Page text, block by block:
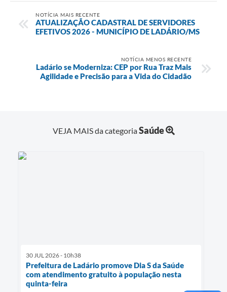
NOTÍCIA MAIS RECENTE
ATUALIZAÇÃO CADASTRAL DE SERVIDORES
EFETIVOS 2026 - MUNICÍPIO DE LADÁRIO/MS
NOTÍCIA MENOS RECENTE
Ladário se Moderniza: CEP por Rua Traz Mais
Agilidade e Precisão para a Vida do Cidadão
VEJA MAIS da categoriaSaúde
30 JUL 2026 - 10h38
Prefeitura de Ladário promove Dia S da Saúde
com atendimento gratuito à população nesta
quinta-feira